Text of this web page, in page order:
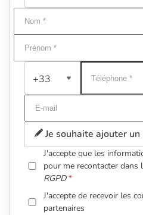
+33
Je souhaite ajouter
J'accepte que les
pour me recontacter dans
RGPD
J'accepte de recevoir les
partenaires